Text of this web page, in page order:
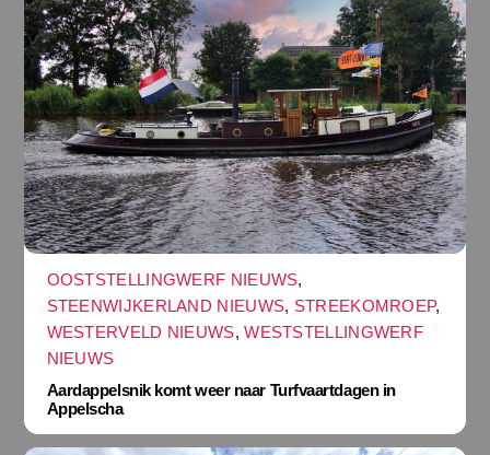
OOSTSTELLINGWERF NIEUWS,
STEENWIJKERLAND NIEUWS, STREEKOMROEP,
WESTERVELD NIEUWS,WESTSTELLINGWERF
NIEUWS
Aardappelsnik komt weer naar Turfvaartdagen in
Appelscha